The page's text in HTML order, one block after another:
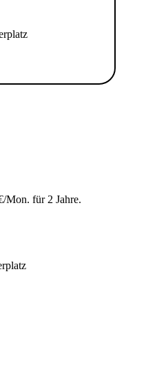
Mon. für 2 Jahre.